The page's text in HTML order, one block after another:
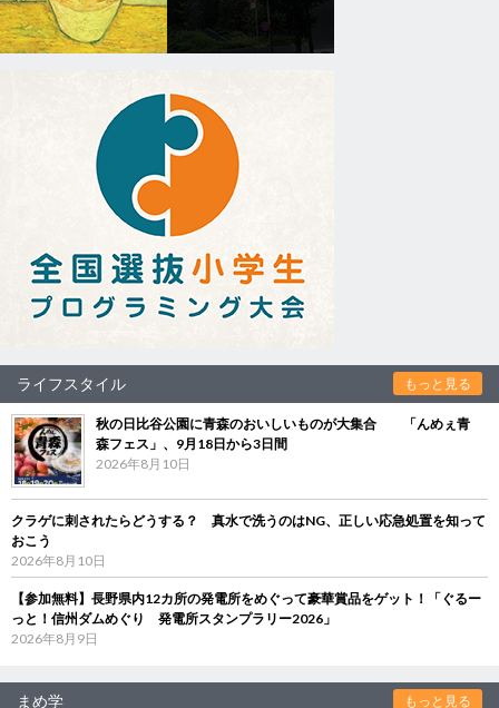
ライフスタイル もっと見る
秋の日比谷公園に青森のおいしいものが大集合 「んめぇ青
森フェス」、9月18日から3日間
2026年8月10日
クラゲに刺されたらどうする？ 真水で洗うのはNG、正しい応急処置を知って
おこう
2026年8月10日
【参加無料】長野県内12カ所の発電所をめぐって豪華賞品をゲット！「ぐるー
っと！信州ダムめぐり 発電所スタンプラリー2026」
2026年8月9日
まめ学 もっと見る